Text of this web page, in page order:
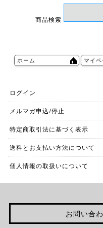
商品検索
ホーム マイペ
ログイン
メルマガ申込/停止
特定商取引法に基づく表示
送料とお支払い方法について
個人情報の取扱いについて
お問い合